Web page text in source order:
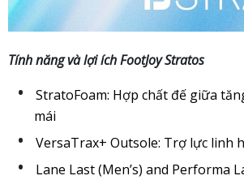
Tính năng và lợi ích FootJoy Stratos
StratoFoam: Hợp chất đế giữa
mái
VersaTrax+ Outsole: Trợ lực linh
Lane Last (Men’s) and Performa